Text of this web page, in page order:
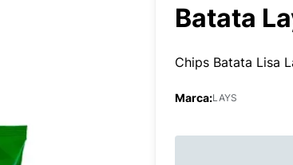
Batata
Chips Batata Lisa
Marca:LAYS